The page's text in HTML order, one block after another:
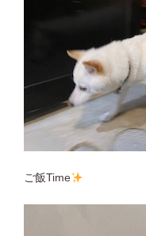
ご飯Time